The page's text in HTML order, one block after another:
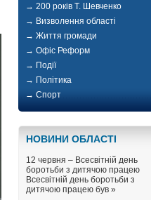
→ 200 років Т. Шевченко
→ Визволення області
→ Життя громади
→ Офіс Реформ
→ Події
→ Політика
→ Спорт
НОВИНИ ОБЛАСТI
12 червня – Всесвітній день
боротьби з дитячою працею
Всесвітній день боротьби з
дитячою працею був »